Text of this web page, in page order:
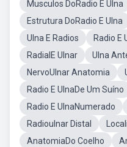
Musculos DoRadio E Ulna
Estrutura DoRadio E Ulna
Ulna E Radios
Radio E
RadialE Ulnar
Ulna
NervoUlnar Anatomia
Radio E UlnaDe Um Suíno
Radio E UlnaNumerado
Radioulnar Distal
AnatomiaDo Coelho